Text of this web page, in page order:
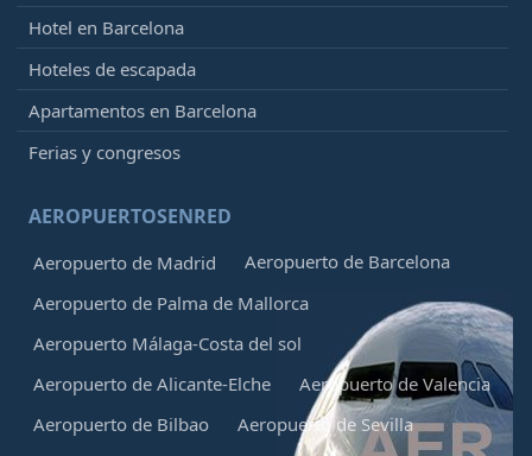
Hotel en Barcelona
Hoteles de escapada
Apartamentos en Barcelona
Ferias y congresos
AEROPUERTOSENRED
Aeropuerto de Madrid
Aeropuerto de Barcelona
Aeropuerto de Palma de Mallorca
Aeropuerto Málaga-Costa del sol
Aeropuerto de Alicante-Elche
Aeropuerto de Valencia
Aeropuerto de Bilbao
Aeropuerto de Sevilla